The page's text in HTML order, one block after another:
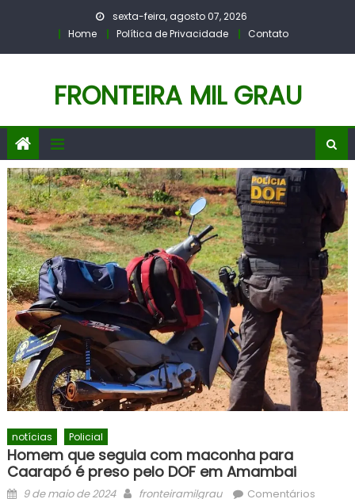
sexta-feira, agosto 07, 2026
Home
Política de Privacidade Contato
FRONTEIRA MIL GRAU
notícias Policial
Homem que seguia com maconha para
Caarapó é preso pelo DOF em Amambai
Posted
9 de maio de 2024 Author
fronteiramilgrau
Comentários